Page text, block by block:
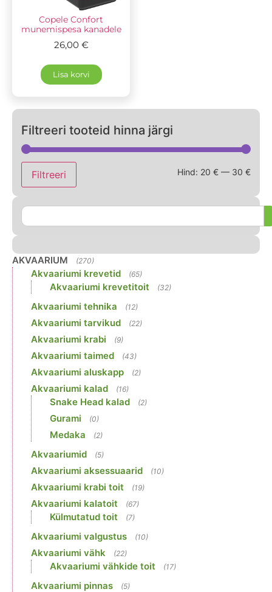
Copele Confort
munemispesa kanadele
26,00 €
Lisa korvi
Filtreeri tooteid hinna järgi
Filtreeri Hind: 20 € — 30 €
AKVAARIUM (270)
Akvaariumi krevetid (65)
Akvaariumi krevetitoit (32)
Akvaariumi tehnika (12)
Akvaariumi tarvikud (22)
Akvaariumi krabi (9)
Akvaariumi taimed (43)
Akvaariumi aluskapp (2)
Akvaariumi kalad (16)
Snake Head kalad (2)
Gurami (0)
Medaka (2)
Akvaariumid (5)
Akvaariumi aksessuaarid (10)
Akvaariumi krabi toit (19)
Akvaariumi kalatoit (67)
Külmutatud toit (7)
Akvaariumi valgustus (10)
Akvaariumi vähk (22)
Akvaariumi vähkide toit (17)
Akvaariumi pinnas (5)